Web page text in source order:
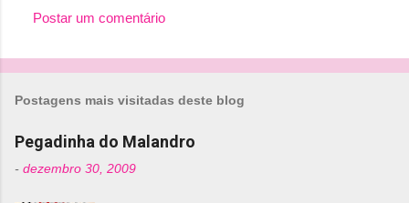
Postar um comentário
Postagens mais visitadas deste blog
Pegadinha do Malandro
- dezembro 30, 2009